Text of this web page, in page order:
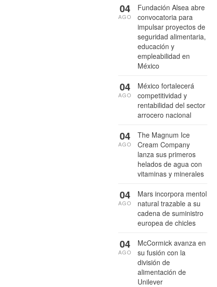
Fundación Alsea abre
convocatoria para
impulsar proyectos de
seguridad alimentaria,
educación y
empleabilidad en
México
04
AGO
México fortalecerá
competitividad y
rentabilidad del sector
arrocero nacional
04
AGO
The Magnum Ice
Cream Company
lanza sus primeros
helados de agua con
vitaminas y minerales
04
AGO
Mars incorpora mentol
natural trazable a su
cadena de suministro
europea de chicles
04
AGO
McCormick avanza en
su fusión con la
división de
alimentación de
Unilever
04
AGO